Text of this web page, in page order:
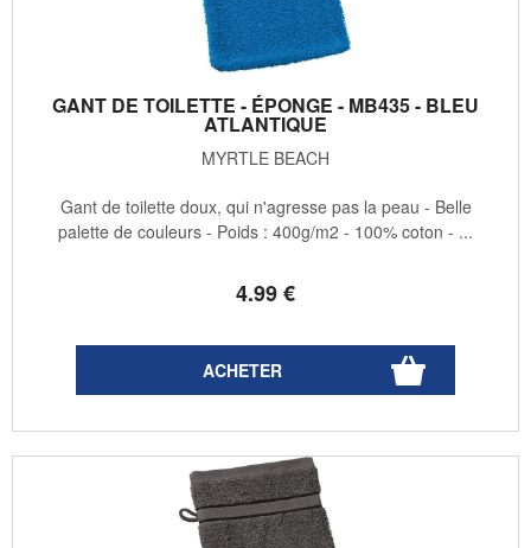
GANT DE TOILETTE - ÉPONGE - MB435 - BLEU
ATLANTIQUE
MYRTLE BEACH
4.99€
Gant de toilette doux, qui n'agresse pas la peau - Belle
palette de couleurs - Poids : 400g/m2 - 100% coton - ...